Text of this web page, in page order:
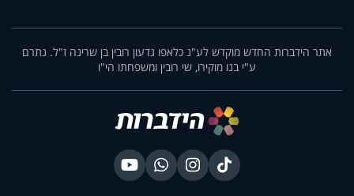
אתר הידברות החדש מוקדש לע"נ כלאפו גדעון רובין בן שרינה ז"ל. נתרם
ע"י בנו מוקירו, שי רובין ומשפחתו הי"ו